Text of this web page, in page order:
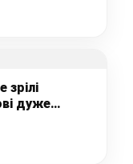
зрілі
дуже